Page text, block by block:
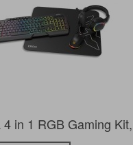
4 in 1 RGB Gaming